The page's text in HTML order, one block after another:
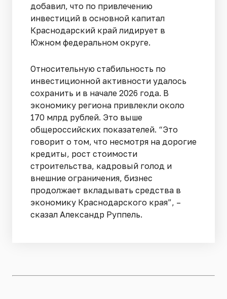
добавил, что по привлечению
инвестиций в основной капитал
Краснодарский край лидирует в
Южном федеральном округе.
Относительную стабильность по
инвестиционной активности удалось
сохранить и в начале 2026 года. В
экономику региона привлекли около
170 млрд рублей. Это выше
общероссийских показателей. “Это
говорит о том, что несмотря на дорогие
кредиты, рост стоимости
строительства, кадровый голод и
внешние ограничения, бизнес
продолжает вкладывать средства в
экономику Краснодарского края”, –
сказал Александр Руппель.